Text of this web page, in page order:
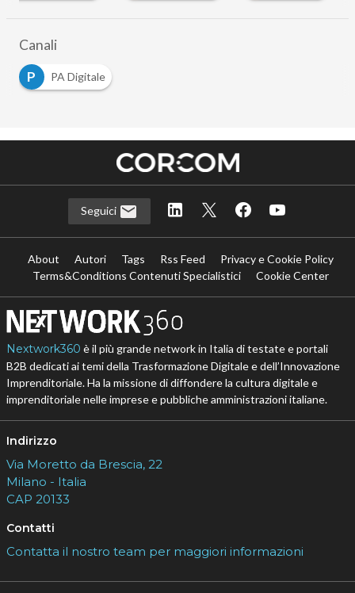
Canali
P
PA Digitale
Seguici
About Autori Tags Rss Feed
Privacy e Cookie Policy
Terms&Conditions Contenuti Specialistici
Cookie Center
Nextwork360 è il più grande network in Italia di testate e portali
B2B dedicati ai temi della Trasformazione Digitale e dell’Innovazione
Imprenditoriale. Ha la missione di diffondere la cultura digitale e
imprenditoriale nelle imprese e pubbliche amministrazioni italiane.
Indirizzo
Via Moretto da Brescia, 22
Milano - Italia
CAP 20133
Contatti
Contatta il nostro team per maggiori informazioni